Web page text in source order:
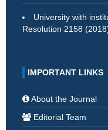
University with
Resolution 2158
IMPORTANT LINKS
About the Journal
Editorial Team